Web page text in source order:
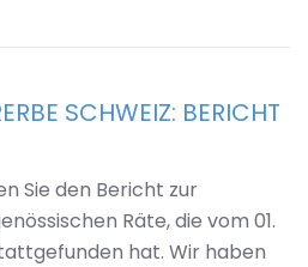
SCHWEIZ: BERICHT
Sie den Bericht zur
Räte, die vom 01.
hat. Wir haben